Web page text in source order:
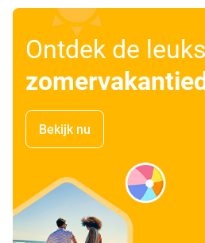
Ontdek de
Bekijk nu